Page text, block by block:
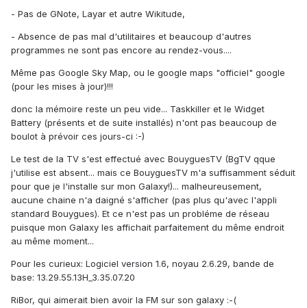
- Pas de GNote, Layar et autre Wikitude,
- Absence de pas mal d'utilitaires et beaucoup d'autres
programmes ne sont pas encore au rendez-vous....
Même pas Google Sky Map, ou le google maps "officiel" google
(pour les mises à jour)!!!
donc la mémoire reste un peu vide... Taskkiller et le Widget
Battery (présents et de suite installés) n'ont pas beaucoup de
boulot à prévoir ces jours-ci :-)
Le test de la TV s'est effectué avec BouyguesTV (BgTV qque
j'utilise est absent... mais ce BouyguesTV m'a suffisamment séduit
pour que je l'installe sur mon Galaxy!)... malheureusement,
aucune chaine n'a daigné s'afficher (pas plus qu'avec l'appli
standard Bouygues). Et ce n'est pas un probléme de réseau
puisque mon Galaxy les affichait parfaitement du même endroit
au même moment...
Pour les curieux: Logiciel version 1.6, noyau 2.6.29, bande de
base: 13.29.55.13H_3.35.07.20
RiBor, qui aimerait bien avoir la FM sur son galaxy :-(